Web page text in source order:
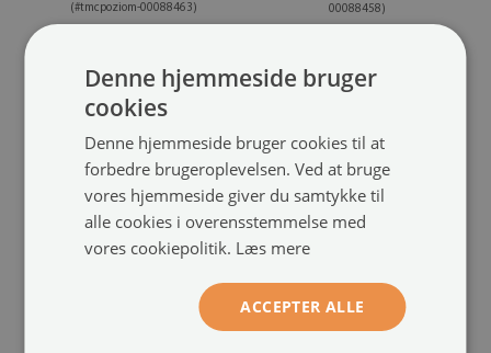
(#tmcpoziom-00088463)
499.99 kr.
00088458)
499.99 kr.
Denne hjemmeside bruger
cookies
Denne hjemmeside bruger cookies til at
forbedre brugeroplevelsen. Ved at bruge
vores hjemmeside giver du samtykke til
alle cookies i overensstemmelse med
vores cookiepolitik. Læs mere
ACCEPTER ALLE